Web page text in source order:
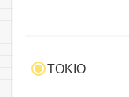
TOKIO